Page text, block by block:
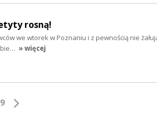
rosną!
we wtorek w Poznaniu i z pewnością nie
» więcej
9